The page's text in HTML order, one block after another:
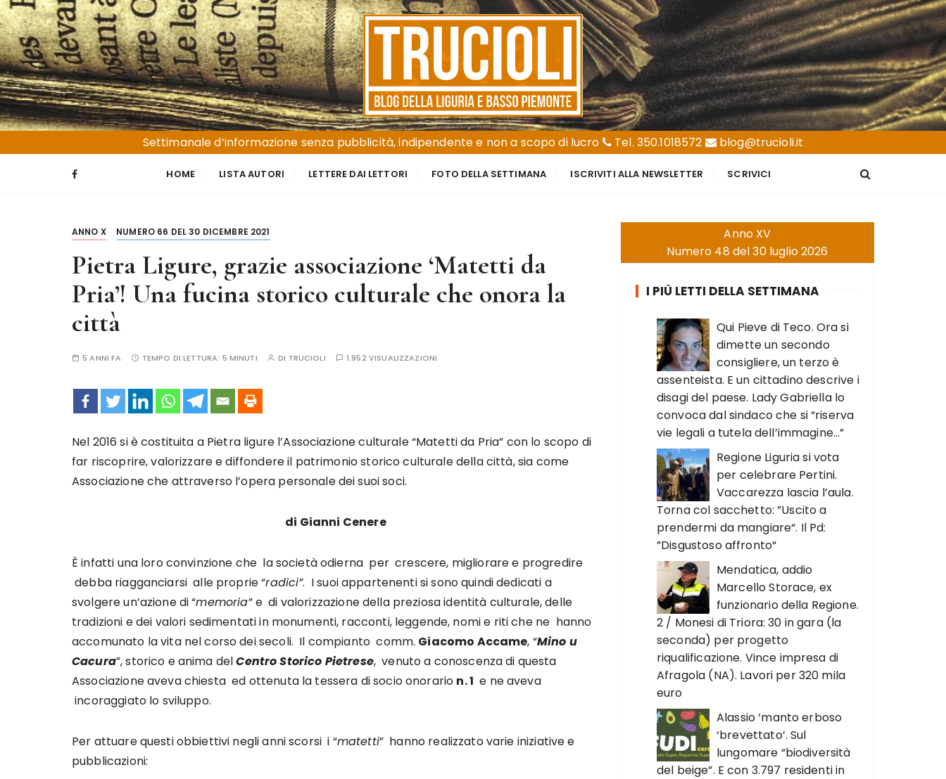
S
a
l
t
a
a
l
c
Trucioli
Liguria e Basso Piemonte
Settimanale d’informazione senza pubblicità, indipendente e non a scopo di lucro
Tel. 350.1018572 blog@trucioli.it
HOME LISTA AUTORI LETTERE DAI LETTORI FOTO DELLA SETTIMANA ISCRIVITI ALLA NEWSLETTER SCRIVICI
ANNO X NUMERO 66 DEL 30 DICEMBRE 2021
Pietra Ligure, grazie associazione ‘Matetti da
Pria’! Una fucina storico culturale che onora la
città
5 ANNI FA TEMPO DI LETTURA: 5 MINUTI DI TRUCIOLI 1.952 VISUALIZZAZIONI
Nel 2016 si è costituita a Pietra ligure l’Associazione culturale “Matetti da Pria” con lo scopo di
far riscoprire, valorizzare e diffondere il patrimonio storico culturale della città, sia come
Associazione che attraverso l’opera personale dei suoi soci.
di Gianni Cenere
È infatti una loro convinzione che la società odierna per crescere, migliorare e progredire
debba riagganciarsi alle proprie “radici”. I suoi appartenenti si sono quindi dedicati a
svolgere un’azione di “memoria” e di valorizzazione della preziosa identità culturale, delle
tradizioni e dei valori sedimentati in monumenti, racconti, leggende, nomi e riti che ne hanno
accomunato la vita nel corso dei secoli. Il compianto comm. Giacomo Accame, “Mino u
Cacura”, storico e anima delCentro Storico Pietrese, venuto a conoscenza di questa
Associazione aveva chiesta ed ottenuta la tessera di socio onorario n. 1 e ne aveva
incoraggiato lo sviluppo.
Per attuare questi obbiettivi negli anni scorsi i “matetti” hanno realizzato varie iniziative e
pubblicazioni:
Anno XV
Numero 48 del 30 luglio 2026
I PIÙ LETTI DELLA SETTIMANA
Qui Pieve di Teco. Ora si
dimette un secondo
consigliere, un terzo è
assenteista. E un cittadino descrive i
disagi del paese. Lady Gabriella lo
convoca dal sindaco che si “riserva
vie legali a tutela dell’immagine…”
Regione Liguria si vota
per celebrare Pertini.
Vaccarezza lascia l’aula.
Torna col sacchetto: ”Uscito a
prendermi da mangiare“. Il Pd:
”Disgustoso affronto“
Mendatica, addio
Marcello Storace, ex
funzionario della Regione.
2 / Monesi di Triora: 30 in gara (la
seconda) per progetto
riqualificazione. Vince impresa di
Afragola (NA). Lavori per 320 mila
euro
Alassio ‘manto erboso
‘brevettato’. Sul
lungomare “biodiversità
del beige”. E con 3.797 residenti in